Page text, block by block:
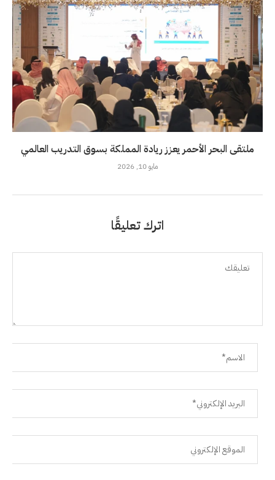
ملتقى البحر الأحمر يعزز ريادة المملكة بسوق التدريب العالمي
مايو 10, 2026
اترك تعليقًا